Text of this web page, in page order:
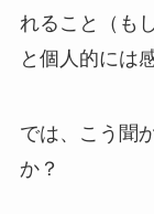
れること（も
と個人的には
では、こう聞
か？